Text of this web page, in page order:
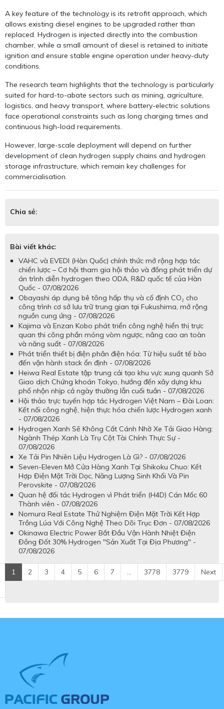
A key feature of the technology is its retrofit approach, which
allows existing diesel engines to be upgraded rather than
replaced. Hydrogen is injected directly into the combustion
chamber, while a small amount of diesel is retained to initiate
ignition and ensure stable engine operation under heavy-duty
conditions.
The research team highlights that the technology is particularly
suited for hard-to-abate sectors such as mining, agriculture,
logistics, and heavy transport, where battery-electric solutions
face operational constraints such as long charging times and
continuous high-load requirements.
However, large-scale deployment will depend on further
development of clean hydrogen supply chains and hydrogen
storage infrastructure, which remain key challenges for
commercialisation.
Chia sẻ:
Bài viết khác:
VAHC và EVEDI (Hàn Quốc) chính thức mở rộng hợp tác
chiến lược – Cơ hội tham gia hội thảo và đồng phát triển dự
án trình diễn hydrogen theo ODA, R&D quốc tế của Hàn
Quốc - 07/08/2026
Obayashi áp dụng bê tông hấp thụ và cố định CO₂ cho
công trình cơ sở lưu trữ trung gian tại Fukushima, mở rộng
nguồn cung ứng - 07/08/2026
Kajima và Enzan Kobo phát triển công nghệ hiển thị trực
quan thi công phần móng vòm ngược, nâng cao an toàn
và năng suất - 07/08/2026
Phát triển thiết bị điện phân điện hóa: Từ hiệu suất tế bào
đến vận hành stack ổn định - 07/08/2026
Heiwa Real Estate tập trung cải tạo khu vực xung quanh Sở
Giao dịch Chứng khoán Tokyo, hướng đến xây dựng khu
phố nhộn nhịp cả ngày thường lẫn cuối tuần - 07/08/2026
Hội thảo trực tuyến hợp tác Hydrogen Việt Nam – Đài Loan:
Kết nối công nghệ, hiện thực hóa chiến lược Hydrogen xanh
- 07/08/2026
Hydrogen Xanh Sẽ Không Cất Cánh Nhờ Xe Tải Giao Hàng:
Ngành Thép Xanh Là Trụ Cột Tài Chính Thực Sự -
07/08/2026
Xe Tải Pin Nhiên Liệu Hydrogen Là Gì? - 07/08/2026
Seven-Eleven Mở Cửa Hàng Xanh Tại Shikoku Chuo: Kết
Hợp Điện Mặt Trời Dọc, Năng Lượng Sinh Khối Và Pin
Perovskite - 07/08/2026
Quan hệ đối tác Hydrogen vì Phát triển (H4D) Cán Mốc 60
Thành viên - 07/08/2026
Nomura Real Estate Thử Nghiệm Điện Mặt Trời Kết Hợp
Trồng Lúa Với Công Nghệ Theo Dõi Trục Đơn - 07/08/2026
Okinawa Electric Power Bắt Đầu Vận Hành Nhiệt Điện
Đồng Đốt 30% Hydrogen "Sản Xuất Tại Địa Phương" -
07/08/2026
1 2 3 4 5 6 7 ... 3778 3779 Next